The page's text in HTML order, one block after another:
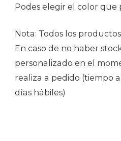
Podes elegir el color que
Nota: Todos los
En caso de no haber
personalizado en el
realiza a pedido (tiempo
días hábiles)